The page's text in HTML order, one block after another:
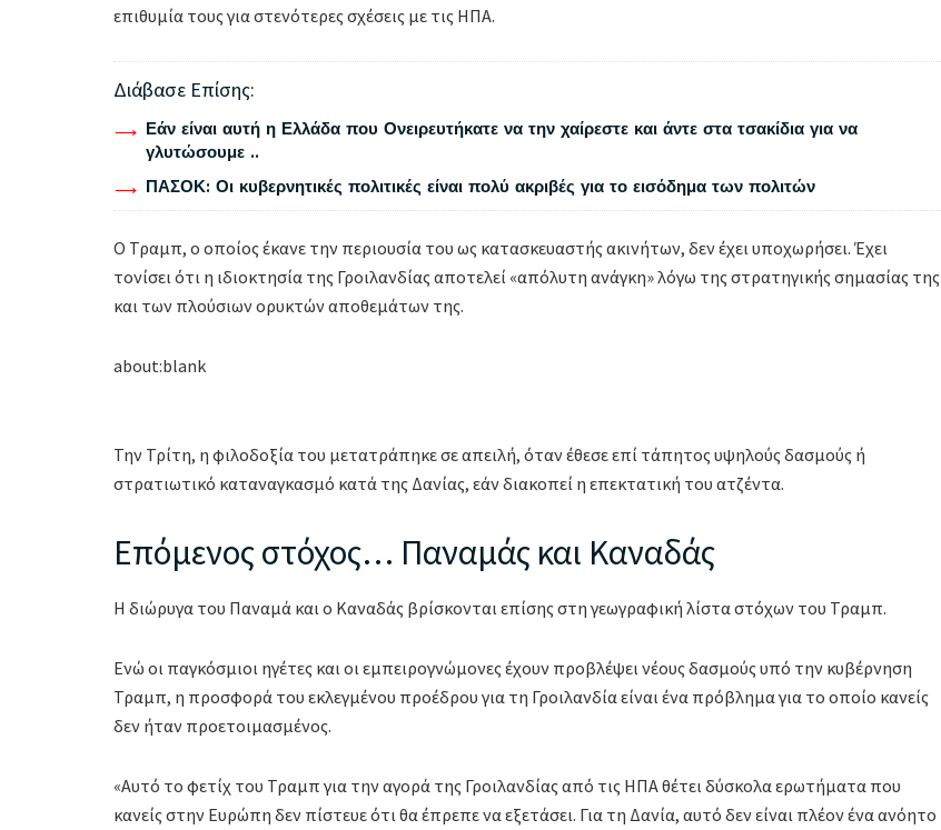
επιθυμία τους για στενότερες σχέσεις με τις ΗΠΑ.
Διάβασε Επίσης:
Εάν είναι αυτή η Ελλάδα που Ονειρευτήκατε να την χαίρεστε και άντε στα τσακίδια για να
γλυτώσουμε ..
ΠΑΣΟΚ: Οι κυβερνητικές πολιτικές είναι πολύ ακριβές για το εισόδημα των πολιτών
Ο Τραμπ, ο οποίος έκανε την περιουσία του ως κατασκευαστής ακινήτων, δεν έχει υποχωρήσει. Έχει
τονίσει ότι η ιδιοκτησία της Γροιλανδίας αποτελεί «απόλυτη ανάγκη» λόγω της στρατηγικής σημασίας της
και των πλούσιων ορυκτών αποθεμάτων της.
about:blank
Την Τρίτη, η φιλοδοξία του μετατράπηκε σε απειλή, όταν έθεσε επί τάπητος υψηλούς δασμούς ή
στρατιωτικό καταναγκασμό κατά της Δανίας, εάν διακοπεί η επεκτατική του ατζέντα.
Επόμενος στόχος… Παναμάς και Καναδάς
Η διώρυγα του Παναμά και ο Καναδάς βρίσκονται επίσης στη γεωγραφική λίστα στόχων του Τραμπ.
Ενώ οι παγκόσμιοι ηγέτες και οι εμπειρογνώμονες έχουν προβλέψει νέους δασμούς υπό την κυβέρνηση
Τραμπ, η προσφορά του εκλεγμένου προέδρου για τη Γροιλανδία είναι ένα πρόβλημα για το οποίο κανείς
δεν ήταν προετοιμασμένος.
«Αυτό το φετίχ του Τραμπ για την αγορά της Γροιλανδίας από τις ΗΠΑ θέτει δύσκολα ερωτήματα που
κανείς στην Ευρώπη δεν πίστευε ότι θα έπρεπε να εξετάσει. Για τη Δανία, αυτό δεν είναι πλέον ένα ανόητο